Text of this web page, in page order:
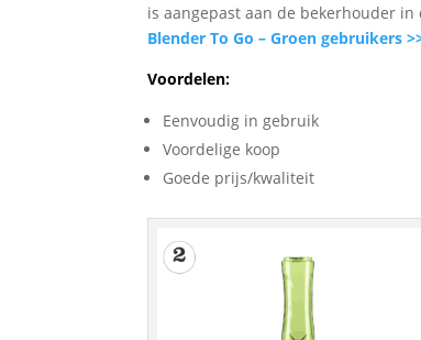
is aangepast aan de bekerhouder in
Blender To Go – Groen gebruikers
Voordelen:
Eenvoudig in gebruik
Voordelige koop
Goede prijs/kwaliteit